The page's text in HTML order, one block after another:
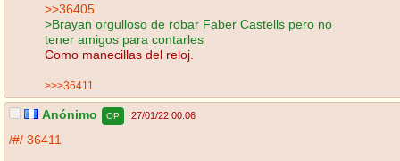
>>36405
>Brayan orgulloso de robar Faber Castells pero no
tener amigos para contarles
Como manecillas del reloj.
>>>36411
Anónimo OP 27/01/22 00:06
/#/ 36411